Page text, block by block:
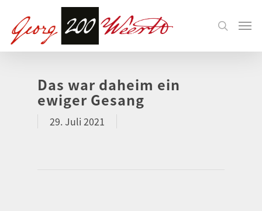
Das war daheim ein
ewiger Gesang
29. Juli 2021